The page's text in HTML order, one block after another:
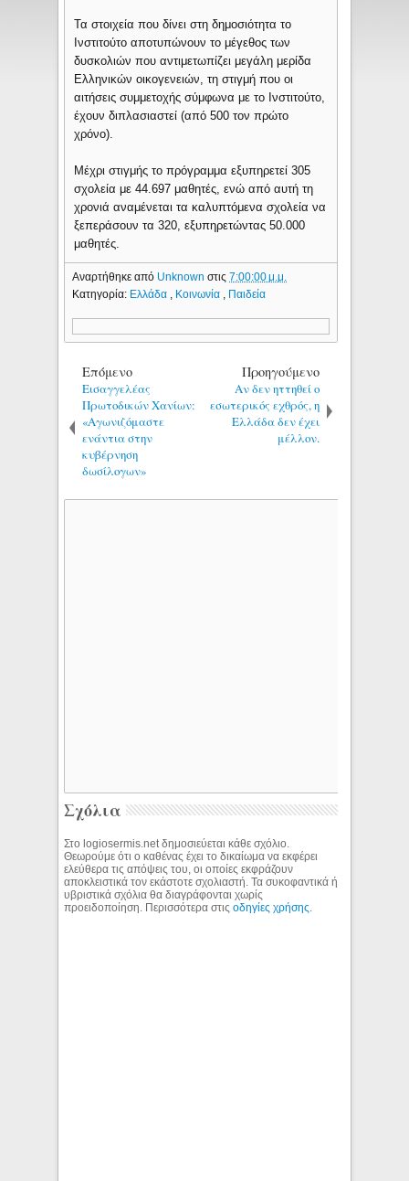
Τα στοιχεία που δίνει στη δημοσιότητα το
Ινστιτούτο αποτυπώνουν το μέγεθος των
δυσκολιών που αντιμετωπίζει μεγάλη μερίδα
Ελληνικών οικογενειών, τη στιγμή που οι
αιτήσεις συμμετοχής σύμφωνα με το Ινστιτούτο,
έχουν διπλασιαστεί (από 500 τον πρώτο
χρόνο).
Μέχρι στιγμής το πρόγραμμα εξυπηρετεί 305
σχολεία με 44.697 μαθητές, ενώ από αυτή τη
χρονιά αναμένεται τα καλυπτόμενα σχολεία να
ξεπεράσουν τα 320, εξυπηρετώντας 50.000
μαθητές.
Αναρτήθηκε από Unknownστις7:00:00 μ.μ.
Κατηγορία: Ελλάδα Κοινωνία Παιδεία
Επόμενο
Εισαγγελέας
Πρωτοδικών Χανίων:
«Αγωνιζόμαστε
ενάντια στην
κυβέρνηση
δωσίλογων»
Προηγούμενο
Αν δεν ηττηθεί ο
εσωτερικός εχθρός, η
Ελλάδα δεν έχει
μέλλον.
Σχόλια
Στο logiosermis.net δημοσιεύεται κάθε σχόλιο.
Θεωρούμε ότι ο καθένας έχει το δικαίωμα να εκφέρει
ελεύθερα τις απόψεις του, οι οποίες εκφράζουν
αποκλειστικά τον εκάστοτε σχολιαστή. Τα συκοφαντικά ή
υβριστικά σχόλια θα διαγράφονται χωρίς
προειδοποίηση. Περισσότερα στιςοδηγίες χρήσης